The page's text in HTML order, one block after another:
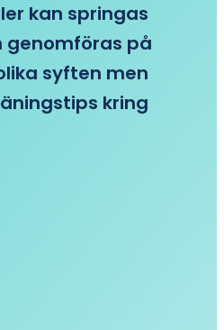
kan springas
genomföras på
syften men
kring